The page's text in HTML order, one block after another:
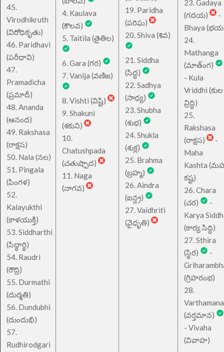
45.
Virodhikruth
(విరోధికృతు)
46. Paridhavi
(పరీధావి)
47.
Pramadicha
(ప్రమాదీ)
48. Ananda
(ఆనంద)
49. Rakshasa
(రాక్షస)
50. Nala (నల)
51. Pingala
(పింగళ)
52.
Kalayukthi
(కాళయుక్తి)
53. Siddharthi
(సిధ్ధార్థి)
54. Raudri
(రౌద్రి)
55. Durmathi
(దుర్మతి)
56. Dundubhi
(దుందుభి)
57.
Rudhirodgari
4. Kaulava
(కౌలవ)
5. Taitila (తైతిల)
6. Gara (గర)
7. Vanija (వణిజ)
8. Vishti (విష్టి)
9. Shakuni
(శకుని)
10.
Chatushpada
(చతుష్పాద)
11. Naga
(నాగవ)
19. Paridha
(పరిఘ)
20. Shiva (శివ)
21. Siddha
(సిద్ధ)
22. Sadhya
(సాధ్య)
23. Shubha
(శుభ)
24. Shukla
(శుక్ల)
25. Brahma
(బ్రహ్మ)
26. Aindra
(ఐన్ద్ర)
27. Vaidhriti
(వైధృతి)
23. Gadaya
(గదయ)
-
Bhaya
24.
Mathanga
(మాత్ంగ)
- Kula
Vriddhi (కుల
వ్రిద్ధి)
25.
Rakshasa
(రాక్షస)
-
Maha
Kashta
కష్ట)
26. Chara
(చర)
-
Karya
(కార్య సిద్ధి)
27. Sthira
(స్థిర)
-
(గ్రిహరంభ)
28.
Varthamana
(వర్తమాన)
- Vivaha
(వివాహ)